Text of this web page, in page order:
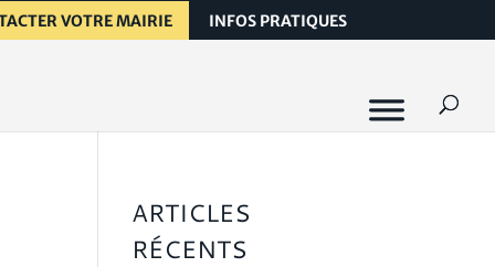
VOTRE MAIRIE INFOS PRATIQUES
ARTICLES
RÉCENTS